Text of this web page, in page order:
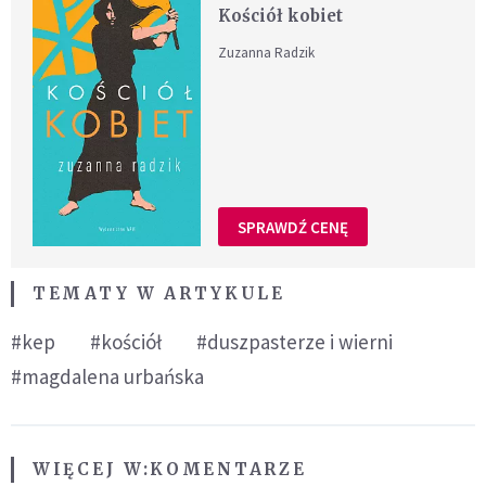
Kościół kobiet
Zuzanna Radzik
SPRAWDŹ CENĘ
TEMATY W ARTYKULE
#kep #kościół
#duszpasterze i wierni
#magdalena urbańska
WIĘCEJ W:KOMENTARZE